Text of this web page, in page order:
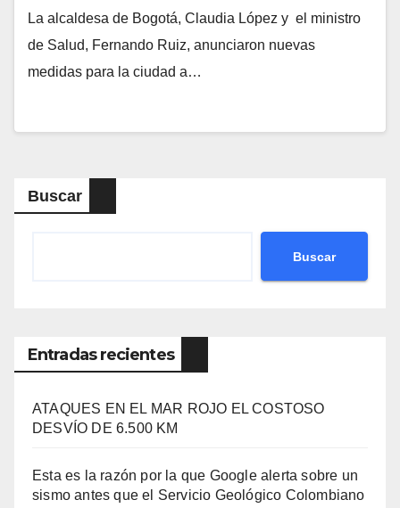
La alcaldesa de Bogotá, Claudia López y el ministro
de Salud, Fernando Ruiz, anunciaron nuevas
medidas para la ciudad a…
Buscar
Buscar
Entradas recientes
ATAQUES EN EL MAR ROJO EL COSTOSO
DESVÍO DE 6.500 KM
Esta es la razón por la que Google alerta sobre un
sismo antes que el Servicio Geológico Colombiano